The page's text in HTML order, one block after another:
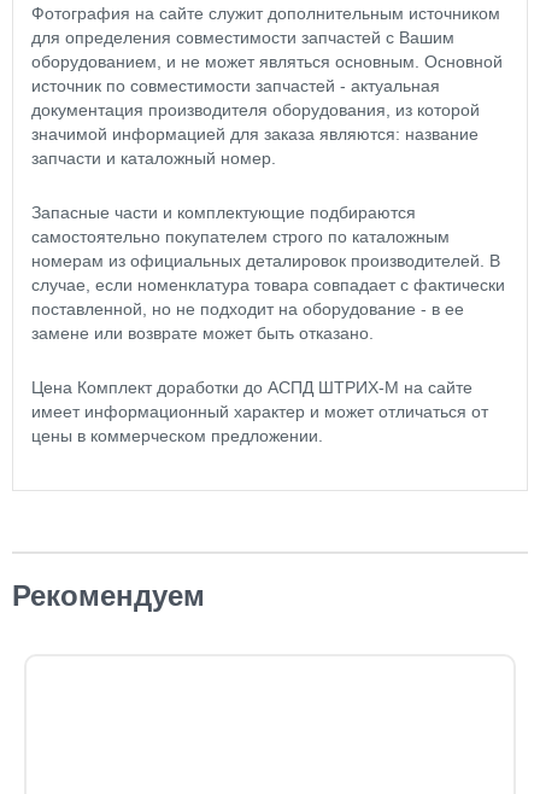
Фотография на сайте служит дополнительным источником
для определения совместимости запчастей с Вашим
оборудованием, и не может являться основным. Основной
источник по совместимости запчастей - актуальная
документация производителя оборудования, из которой
значимой информацией для заказа являются: название
запчасти и каталожный номер.
Запасные части и комплектующие подбираются
самостоятельно покупателем строго по каталожным
номерам из официальных деталировок производителей. В
случае, если номенклатура товара совпадает с фактически
поставленной, но не подходит на оборудование - в ее
замене или возврате может быть отказано.
Цена Комплект доработки до АСПД ШТРИХ-М на сайте
имеет информационный характер и может отличаться от
цены в коммерческом предложении.
Рекомендуем